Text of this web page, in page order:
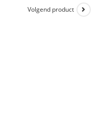
Volgend product